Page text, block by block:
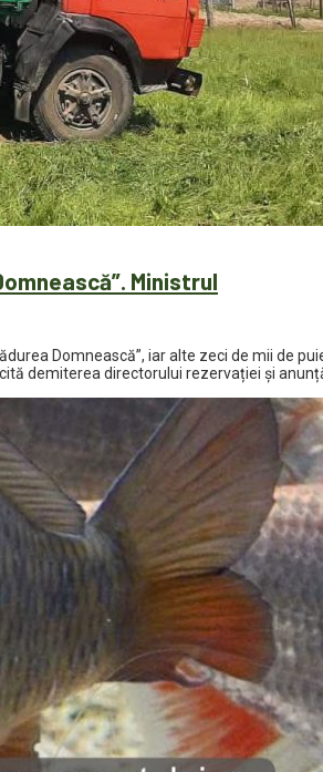
Ministrul
Domnească”, iar alte zeci de mii de
demiterea directorului rezervației și